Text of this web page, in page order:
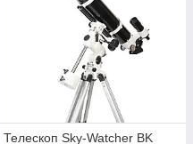
Телескоп Sky-Watcher BK